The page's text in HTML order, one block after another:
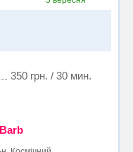
350 грн. / 30 мин.